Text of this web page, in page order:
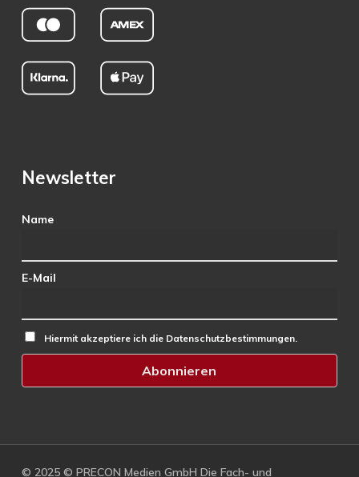
Newsletter
Name
E-Mail
Hiermit akzeptiere ich die Datenschutzbestimmungen.
© 2025 © PRECON Medien GmbH Die Fach- und